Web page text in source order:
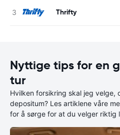
Thrifty
Nyttige tips for en
tur
Hvilken forsikring skal jeg velge,
depositum? Les artiklene våre
for å sørge for at du velger riktig